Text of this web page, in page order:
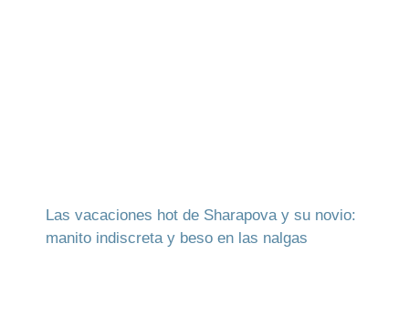
Las vacaciones hot de Sharapova y su novio:
manito indiscreta y beso en las nalgas